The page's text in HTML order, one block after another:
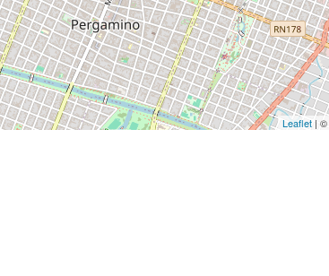
Leaflet | ©